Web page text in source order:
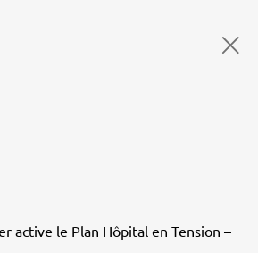
active le Plan Hôpital en Tension –